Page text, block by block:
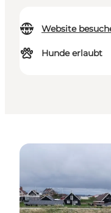
Website
Hunde erlaubt